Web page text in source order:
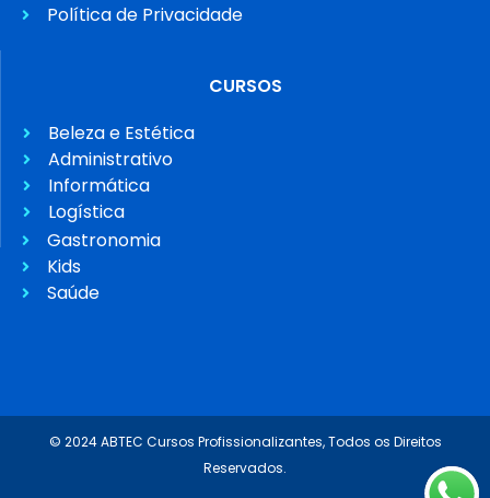
Política de Privacidade
CURSOS
Beleza e Estética
Administrativo
Informática
Logística
Gastronomia
Kids
Saúde
© 2024 ABTEC Cursos Profissionalizantes, Todos os Direitos
Reservados.